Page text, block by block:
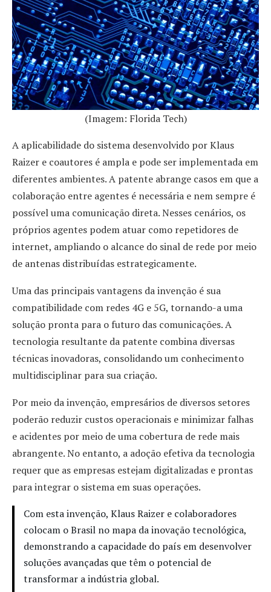
(Imagem: Florida Tech)
A aplicabilidade do sistema desenvolvido por Klaus
Raizer e coautores é ampla e pode ser implementada em
diferentes ambientes. A patente abrange casos em que a
colaboração entre agentes é necessária e nem sempre é
possível uma comunicação direta. Nesses cenários, os
próprios agentes podem atuar como repetidores de
internet, ampliando o alcance do sinal de rede por meio
de antenas distribuídas estrategicamente.
Uma das principais vantagens da invenção é sua
compatibilidade com redes 4G e 5G, tornando-a uma
solução pronta para o futuro das comunicações. A
tecnologia resultante da patente combina diversas
técnicas inovadoras, consolidando um conhecimento
multidisciplinar para sua criação.
Por meio da invenção, empresários de diversos setores
poderão reduzir custos operacionais e minimizar falhas
e acidentes por meio de uma cobertura de rede mais
abrangente. No entanto, a adoção efetiva da tecnologia
requer que as empresas estejam digitalizadas e prontas
para integrar o sistema em suas operações.
Com esta invenção, Klaus Raizer e colaboradores
colocam o Brasil no mapa da inovação tecnológica,
demonstrando a capacidade do país em desenvolver
soluções avançadas que têm o potencial de
transformar a indústria global.